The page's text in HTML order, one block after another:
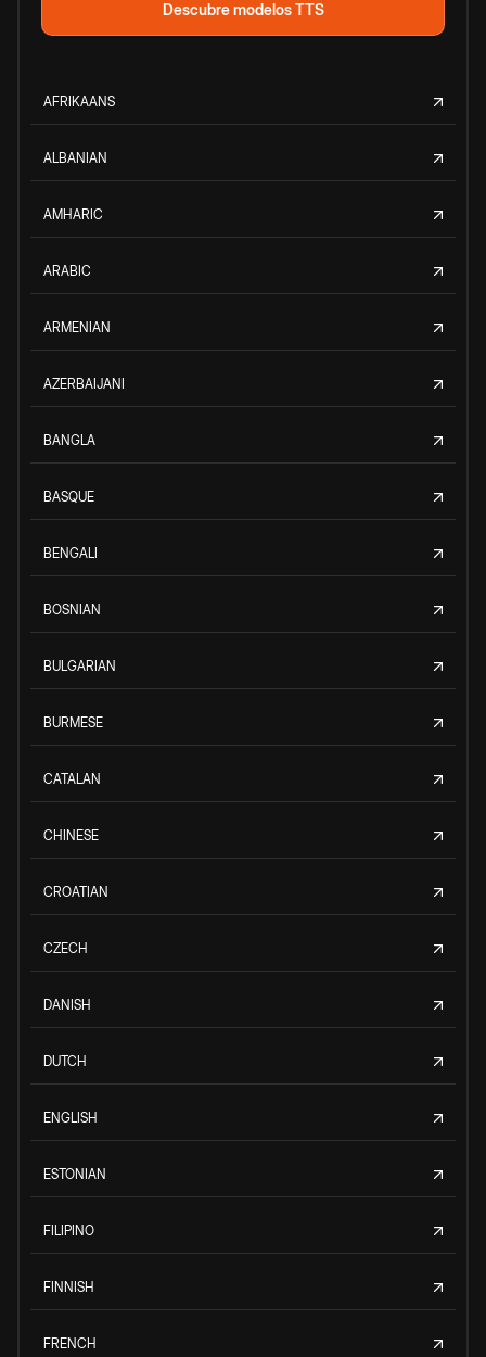
Descubre modelos TTS
AFRIKAANS
ALBANIAN
AMHARIC
ARABIC
ARMENIAN
AZERBAIJANI
BANGLA
BASQUE
BENGALI
BOSNIAN
BULGARIAN
BURMESE
CATALAN
CHINESE
CROATIAN
CZECH
DANISH
DUTCH
ENGLISH
ESTONIAN
FILIPINO
FINNISH
FRENCH